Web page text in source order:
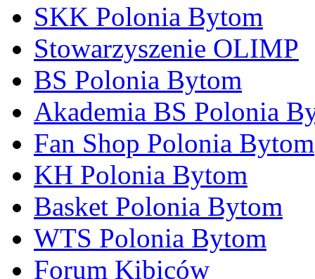
SKK Polonia Bytom
Stowarzyszenie OLIMP
BS Polonia Bytom
Akademia BS Polonia
Fan Shop Polonia Bytom
KH Polonia Bytom
Basket Polonia Bytom
WTS Polonia Bytom
Forum Kibiców